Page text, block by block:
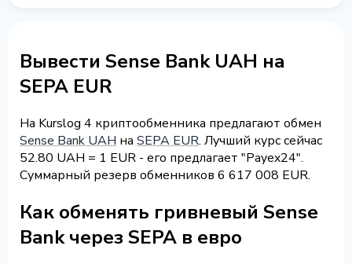
Вывести Sense Bank UAH на
SEPA EUR
На Kurslog 4 криптообменника предлагают обмен
Sense Bank UAH на SEPA EUR. Лучший курс сейчас
52.80 UAH = 1 EUR - его предлагает "Payex24".
Суммарный резерв обменников 6 617 008 EUR.
Как обменять гривневый Sense
Bank через SEPA в евро